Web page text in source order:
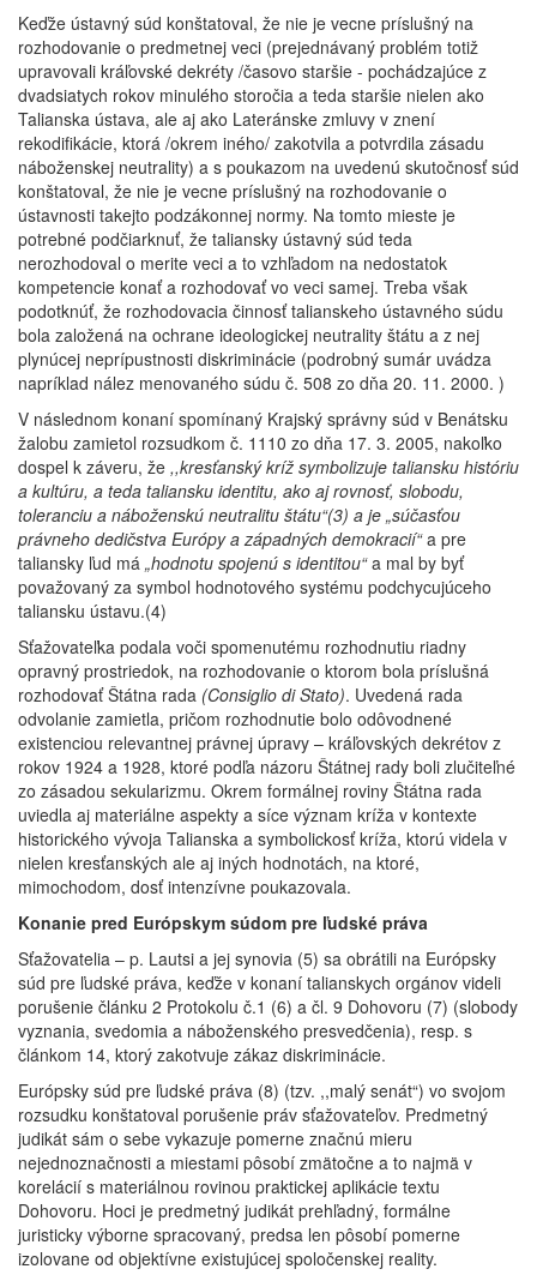
Keďže ústavný súd konštatoval, že nie je vecne príslušný na
rozhodovanie o predmetnej veci (prejednávaný problém totiž
upravovali kráľovské dekréty /časovo staršie - pochádzajúce z
dvadsiatych rokov minulého storočia a teda staršie nielen ako
Talianska ústava, ale aj ako Lateránske zmluvy v znení
rekodifikácie, ktorá /okrem iného/ zakotvila a potvrdila zásadu
náboženskej neutrality) a s poukazom na uvedenú skutočnosť súd
konštatoval, že nie je vecne príslušný na rozhodovanie o
ústavnosti takejto podzákonnej normy. Na tomto mieste je
potrebné podčiarknuť, že taliansky ústavný súd teda
nerozhodoval o merite veci a to vzhľadom na nedostatok
kompetencie konať a rozhodovať vo veci samej. Treba však
podotknúť, že rozhodovacia činnosť talianskeho ústavného súdu
bola založená na ochrane ideologickej neutrality štátu a z nej
plynúcej neprípustnosti diskriminácie (podrobný sumár uvádza
napríklad nález menovaného súdu č. 508 zo dňa 20. 11. 2000. )
V následnom konaní spomínaný Krajský správny súd v Benátsku
žalobu zamietol rozsudkom č. 1110 zo dňa 17. 3. 2005, nakoľko
dospel k záveru, že ,,kresťanský kríž symbolizuje taliansku históriu
a kultúru, a teda taliansku identitu, ako aj rovnosť, slobodu,
toleranciu a náboženskú neutralitu štátu“(3) a je „súčasťou
právneho dedičstva Európy a západných demokracií“a pre
taliansky ľud má „hodnotu spojenú s identitou“a mal by byť
považovaný za symbol hodnotového systému podchycujúceho
taliansku ústavu.(4)
Sťažovateľka podala voči spomenutému rozhodnutiu riadny
opravný prostriedok, na rozhodovanie o ktorom bola príslušná
rozhodovať Štátna rada (Consiglio di Stato). Uvedená rada
odvolanie zamietla, pričom rozhodnutie bolo odôvodnené
existenciou relevantnej právnej úpravy – kráľovských dekrétov z
rokov 1924 a 1928, ktoré podľa názoru Štátnej rady boli zlučiteľné
zo zásadou sekularizmu. Okrem formálnej roviny Štátna rada
uviedla aj materiálne aspekty a síce význam kríža v kontexte
historického vývoja Talianska a symbolickosť kríža, ktorú videla v
nielen kresťanských ale aj iných hodnotách, na ktoré,
mimochodom, dosť intenzívne poukazovala.
Konanie pred Európskym súdom pre ľudské práva
Sťažovatelia – p. Lautsi a jej synovia (5) sa obrátili na Európsky
súd pre ľudské práva, keďže v konaní talianskych orgánov videli
porušenie článku 2 Protokolu č.1 (6) a čl. 9 Dohovoru (7) (slobody
vyznania, svedomia a náboženského presvedčenia), resp. s
článkom 14, ktorý zakotvuje zákaz diskriminácie.
Európsky súd pre ľudské práva (8) (tzv. ,,malý senát“) vo svojom
rozsudku konštatoval porušenie práv sťažovateľov. Predmetný
judikát sám o sebe vykazuje pomerne značnú mieru
nejednoznačnosti a miestami pôsobí zmätočne a to najmä v
korelácií s materiálnou rovinou praktickej aplikácie textu
Dohovoru. Hoci je predmetný judikát prehľadný, formálne
juristicky výborne spracovaný, predsa len pôsobí pomerne
izolovane od objektívne existujúcej spoločenskej reality.